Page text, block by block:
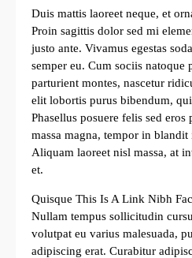
Duis mattis laoreet neque, et
Proin sagittis dolor sed mi
justo ante. Vivamus egestas
semper eu. Cum sociis natoque
parturient montes, nascetur
elit lobortis purus bibendum,
Phasellus posuere felis sed
massa magna, tempor in
Aliquam laoreet nisl massa, at
et.
Quisque This Is A Link Nibh
Nullam tempus sollicitudin
volutpat eu varius malesuada,
adipiscing erat. Curabitur